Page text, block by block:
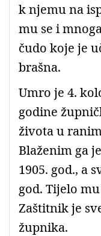
k njemu na
mu se i
čudo koje je
brašna.
Umro je 4.
godine
života u
Blaženim ga
1905. god., a
god. Tijelo
Zaštitnik je
župnika.